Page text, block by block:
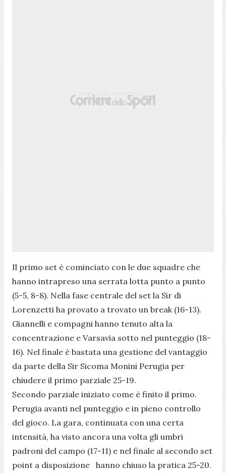
Il primo set è cominciato con le due squadre che
hanno intrapreso una serrata lotta punto a punto
(5-5, 8-8). Nella fase centrale del set la Sir di
Lorenzetti ha provato a trovato un break (16-13).
Giannelli e compagni hanno tenuto alta la
concentrazione e Varsavia sotto nel punteggio (18-
16). Nel finale è bastata una gestione del vantaggio
da parte della Sir Sicoma Monini Perugia per
chiudere il primo parziale 25-19.
Secondo parziale iniziato come è finito il primo.
Perugia avanti nel punteggio e in pieno controllo
del gioco. La gara, continuata con una certa
intensità, ha visto ancora una volta gli umbri
padroni del campo (17-11) e nel finale al secondo set
point a disposizione hanno chiuso la pratica 25-20.